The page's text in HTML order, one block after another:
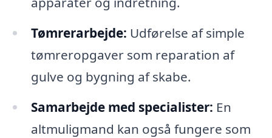
Tømrerarbejde: Udførelse af simple
tømreropgaver som reparation af
gulve og bygning af skabe.
Samarbejde med specialister: En
altmuligmand kan også fungere som